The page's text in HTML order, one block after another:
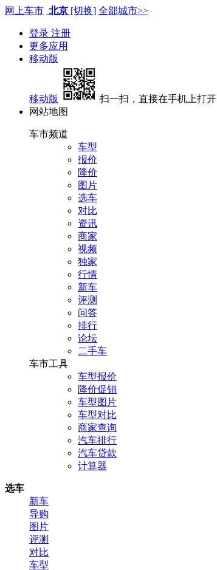
网上车市 北京 [切换] 全部城市>>
登录 注册
更多应用
移动版
移动版
扫一扫，直接在手机上打开
网站地图
车市频道
车型
报价
降价
图片
选车
对比
资讯
商家
视频
独家
行情
新车
评测
问答
排行
论坛
二手车
车市工具
车型报价
降价促销
车型图片
车型对比
商家查询
汽车排行
汽车贷款
计算器
选车
新车
导购
图片
评测
对比
车型